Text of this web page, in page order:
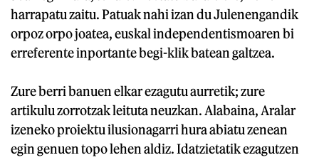
harrapatu zaitu. Patuak nahi izan du Julenengandik
orpoz orpo joatea, euskal independentismoaren bi
erreferente inportante begi-klik batean galtzea.
Zure berri banuen elkar ezagutu aurretik; zure
artikulu zorrotzak leituta neuzkan. Alabaina, Aralar
izeneko proiektu ilusionagarri hura abiatu zenean
egin genuen topo lehen aldiz. Idatzietatik ezagutzen